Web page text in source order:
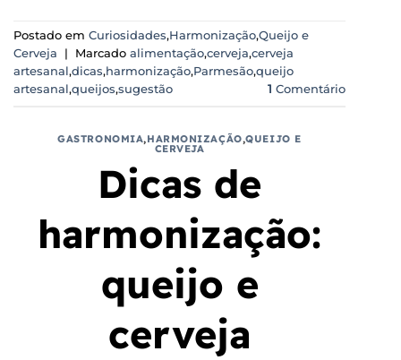
Postado em Curiosidades,Harmonização,Queijo e
Cerveja
| Marcado alimentação,cerveja,cerveja
artesanal,dicas,harmonização,Parmesão,queijo
artesanal,queijos,sugestão 1 Comentário
GASTRONOMIA, HARMONIZAÇÃO,QUEIJO E
CERVEJA
Dicas de
harmonização:
queijo e
cerveja